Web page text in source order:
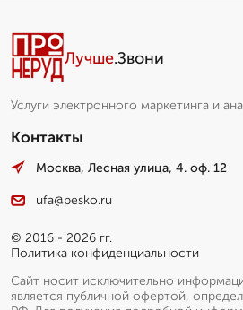
Лучше.Звони
Услуги электронного маркетинга и
Контакты
Москва, Лесная улица, 4. оф. 12
ufa@pesko.ru
© 2016 - 2026 гг.
Политика конфиденциальности
Сайт носит исключительно
является публичной офертой,